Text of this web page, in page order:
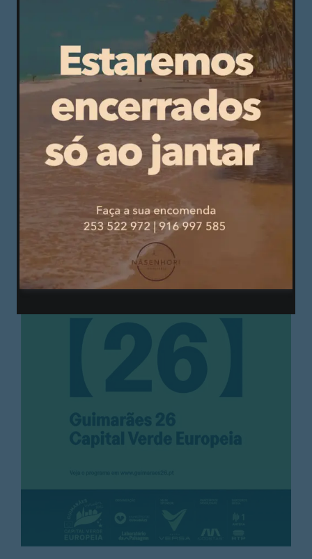
descanso e da concentração. “Não sou pessoa
de ir para cafés, para discotecas. O sábado é em
minha casa com a minha família. Não quero que
ninguém venha a minha casa jantar e também
não quero que ninguém me convide para ir à sua
casa. Tenho que estar concentrado”, afirma.
PUBLICIDADE
PUBLICIDADE